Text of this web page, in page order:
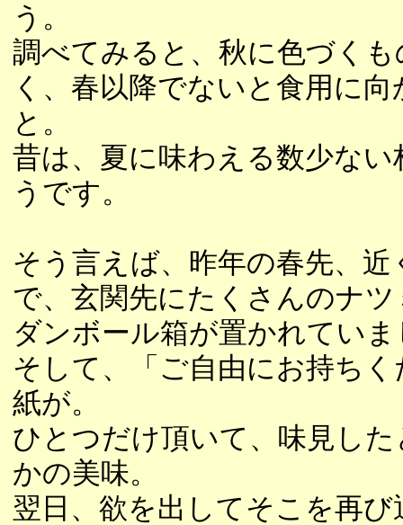
う。
調べてみると、秋に色づく
く、春以降でないと食用に
と。
昔は、夏に味わえる数少な
うです。
そう言えば、昨年の春先、
で、玄関先にたくさんのナ
ダンボール箱が置かれてい
そして、「ご自由にお持ち
紙が。
ひとつだけ頂いて、味見し
かの美味。
翌日、欲を出してそこを再